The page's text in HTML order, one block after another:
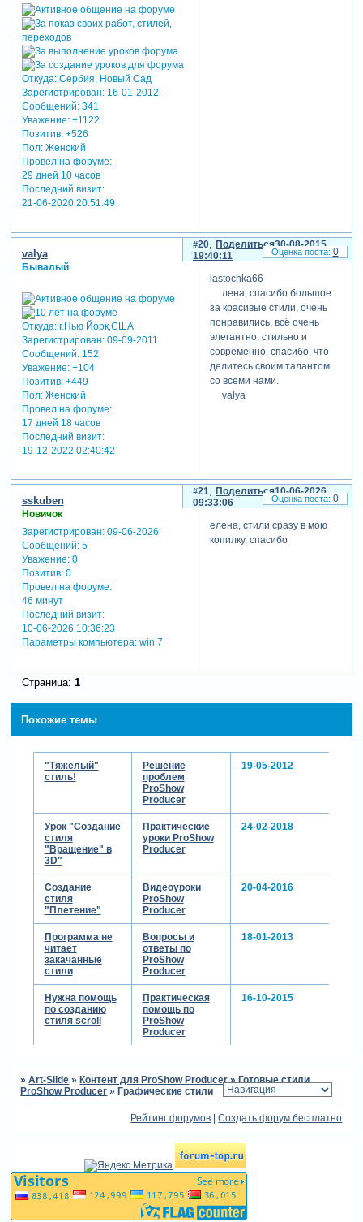
Откуда:Сербия, Новый Сад
Зарегистрирован: 16-01-2012
Сообщений:341
Уважение: +1122
Позитив: +526
Пол:Женский
Провел на форуме:
29 дней 10 часов
Последний визит:
21-06-2020 20:51:49
Поделиться
20
30-08-2015
19:40:11
valya
Бывалый
Откуда:г.Нью Йорк,США
Зарегистрирован: 09-09-2011
Сообщений:152
Уважение: +104
Позитив: +449
Пол:Женский
Провел на форуме:
17 дней 18 часов
Последний визит:
19-12-2022 02:40:42
lastochka66
лена, спасибо большое
за красивые стили, очень
понравились, всё очень
элегантно, стильно и
современно. спасибо, что
делитесь своим талантом
со всеми нами.
valya
0
Поделиться
21
10-06-2026
09:33:06
sskuben
Новичок
Зарегистрирован: 09-06-2026
Сообщений:5
Уважение: 0
Позитив: 0
Провел на форуме:
46 минут
Последний визит:
10-06-2026 10:36:23
Параметры компьютера:win 7
елена, стили сразу в мою
копилку, спасибо
0
Страница: 1
Похожие темы
"Тяжёлый"
стиль!
Решение
проблем
ProShow
Producer
19-05-2012
Урок "Создание
стиля
"Вращение" в
3D"
Практические
уроки ProShow
Producer
24-02-2018
Создание
стиля
"Плетение"
Видеоуроки
ProShow
Producer
20-04-2016
Программа не
читает
закачанные
стили
Вопросы и
ответы по
ProShow
Producer
18-01-2013
Нужна помощь
по созданию
стиля scroll
Практическая
помощь по
ProShow
Producer
16-10-2015
»Art-Slide »Контент для ProShow Producer »Готовые стили
ProShow Producer »Графические стили
Рейтинг форумов |Создать форум бесплатно